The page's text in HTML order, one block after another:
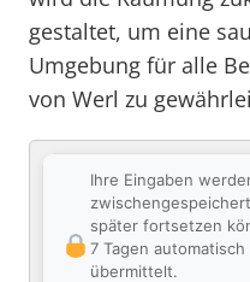
gestaltet, um eine
Umgebung für alle
von Werl zu
Ihre Eingaben
später fortsetzen
7 Tagen
übermittelt.